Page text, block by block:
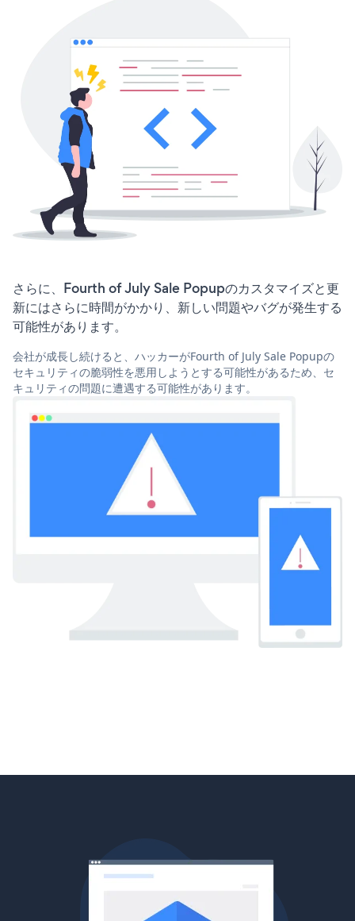
さらに、Fourth of July Sale Popupのカスタマイズと更
新にはさらに時間がかかり、新しい問題やバグが発生する
可能性があります。
会社が成長し続けると、ハッカーがFourth of July Sale Popupの
セキュリティの脆弱性を悪用しようとする可能性があるため、セ
キュリティの問題に遭遇する可能性があります。